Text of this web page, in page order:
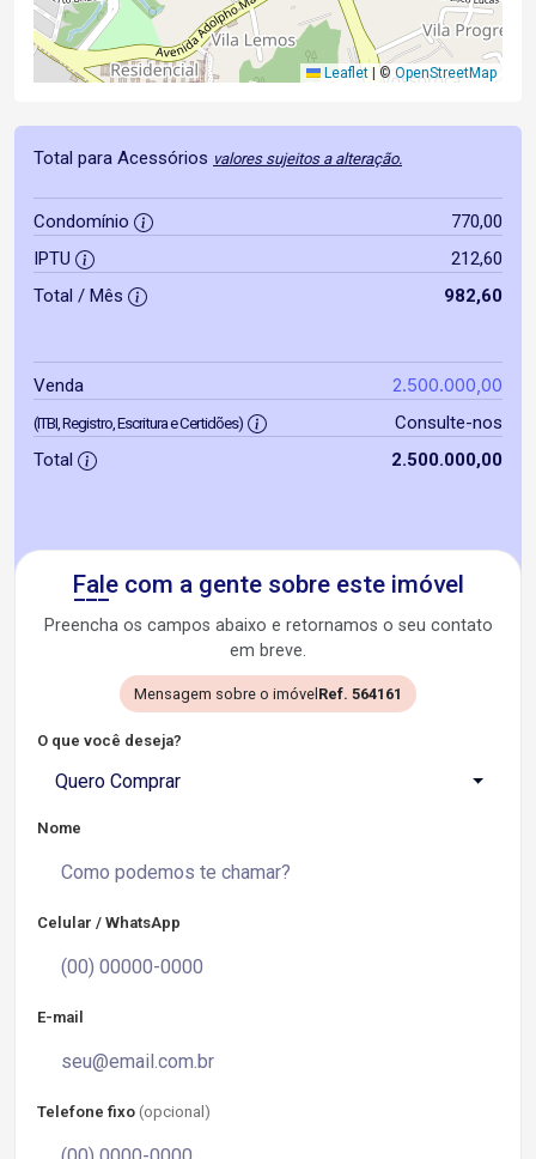
Leaflet © OpenStreetMap
Total para Acessórios valores sujeitos a alteração.
Condomínio
770,00
IPTU
212,60
Total / Mês
982,60
Venda 2.500.000,00
(ITBI, Registro, Escritura e Certidões)
Consulte-nos
Total
2.500.000,00
Fale com a gente sobre este imóvel
Preencha os campos abaixo e retornamos o seu contato
em breve.
Mensagem sobre o imóvel Ref. 564161
O que você deseja?
Quero Comprar
Nome
Celular / WhatsApp
E-mail
Telefone fixo (opcional)